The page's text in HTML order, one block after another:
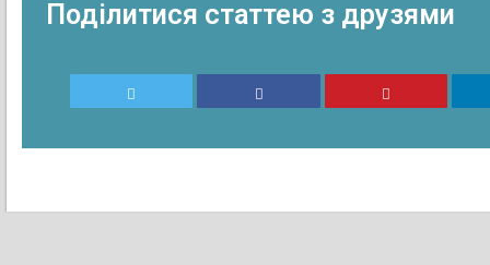
Поділитися статтею з друзями